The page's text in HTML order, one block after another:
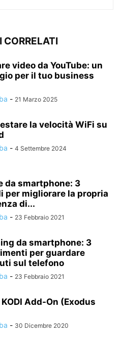
CORRELATI
video da YouTube: un
per il tuo business
- 21 Marzo 2025
la velocità WiFi su
- 4 Settembre 2024
da smartphone: 3
per migliorare la propria
di...
- 23 Febbraio 2021
da smartphone: 3
per guardare
sul telefono
- 23 Febbraio 2021
Add-On (Exodus
- 30 Dicembre 2020